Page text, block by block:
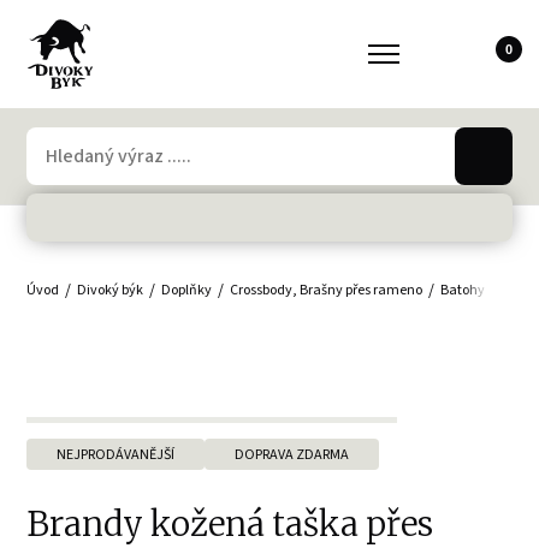
0
Úvod Divoký býk Doplňky Crossbody, Brašny přes rameno Batohy
NEJPRODÁVANĚJŠÍ DOPRAVA ZDARMA
Brandy kožená taška přes